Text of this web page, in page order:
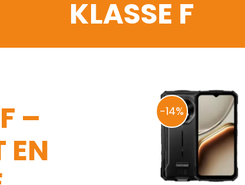
KLASSE F
–
EN
-14%